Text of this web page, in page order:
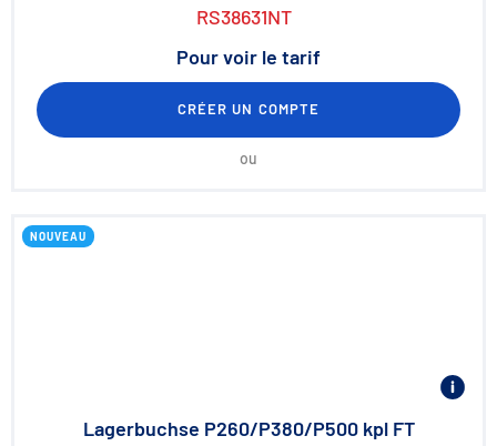
RS38631NT
Pour voir le tarif
CRÉER UN COMPTE
ou
NOUVEAU
Lagerbuchse P260/P380/P500 kpl FT